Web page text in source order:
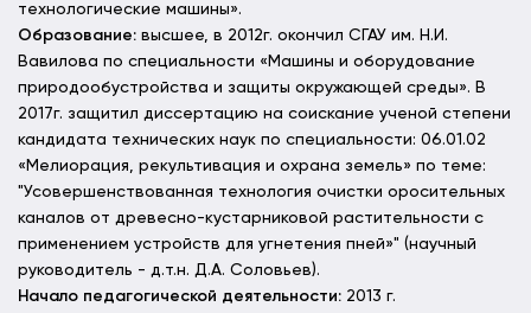
технологические машины».
Образование: высшее, в 2012г. окончил СГАУ им. Н.И.
Вавилова по специальности «Машины и оборудование
природообустройства и защиты окружающей среды». В
2017г. защитил диссертацию на соискание ученой степени
кандидата технических наук по специальности: 06.01.02
«Мелиорация, рекультивация и охрана земель» по теме:
"Усовершенствованная технология очистки оросительных
каналов от древесно-кустарниковой растительности с
применением устройств для угнетения пней»" (научный
руководитель - д.т.н. Д.А. Соловьев).
Начало педагогической деятельности: 2013 г.